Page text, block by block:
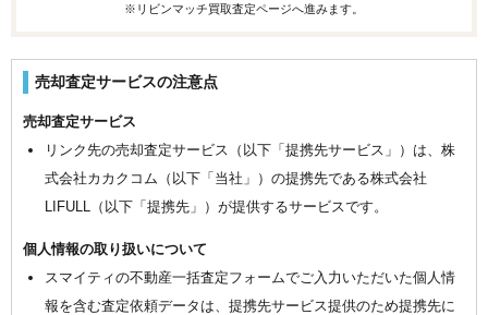
※リビンマッチ買取査定ページへ進みます。
売却査定サービスの注意点
売却査定サービス
リンク先の売却査定サービス（以下「提携先サービス」）は、株
式会社カカクコム（以下「当社」）の提携先である株式会社
LIFULL（以下「提携先」）が提供するサービスです。
個人情報の取り扱いについて
スマイティの不動産一括査定フォームでご入力いただいた個人情
報を含む査定依頼データは、提携先サービス提供のため提携先に